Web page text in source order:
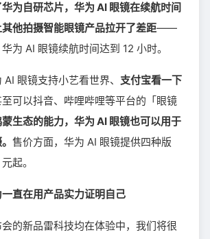
为自研芯片，华为 AI 眼镜在续航时间
他拍摄智能眼镜产品拉开了差距——
为 AI 眼镜续航时间达到 12 小时。
眼镜支持小艺看世界、 支付宝看一下
可以抖音、哔哩哔哩等平台的「眼镜
生态的能力，华为 AI 眼镜也可以用于
售价方面，华为 AI 眼镜提供四种版
起。
直在用产品实力证明自己
的新品雷科技均在体验中，我们将很